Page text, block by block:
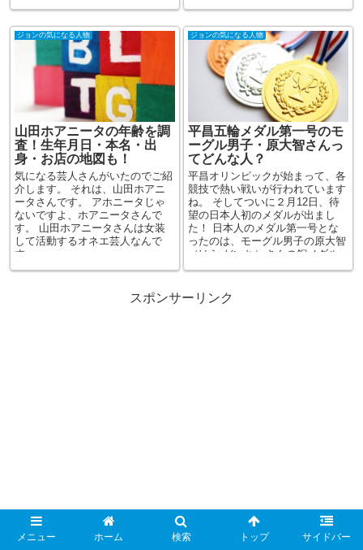
ジョンの気になる人物
山田ホアニータの年齢を調
査！生年月日・本名・出
身・お店の地図も！
気になる芸人さんがいたのでご紹
介します。 それは、山田ホアニ
ータさんです。 アホニータじゃ
ないですよ、ホアニータさんで
す。 山田ホアニータさんは女装
して活動するオネエ芸人なんで
す。 ...
ジョンの気になる人物
平昌五輪メダル第一号のモ
ーグル男子・原大智さんっ
てどんな人？
平昌オリンピックが始まって、各
競技で熱い戦いが行われています
ね。 そしてついに２月12日、待
望の日本人初のメダルが出まし
た！ 日本人のメダル第一号とな
ったのは、モーグル男子の原大智
（はら だいち）さんの銅メダル
スポンサーリンク
メニュー ホーム 検索 トップ サイドバー